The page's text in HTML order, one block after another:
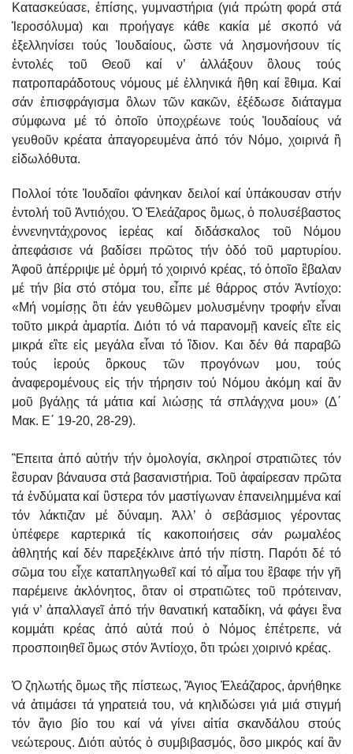
Κατασκεύασε, ἐπίσης, γυμναστήρια (γιά πρώτη φορά στά
Ἱεροσόλυμα) και προήγαγε κάθε κακία μέ σκοπό νά
ἐξελληνίσει τούς Ἰουδαίους, ὣστε νά λησμονήσουν τίς
ἐντολές τοῦ Θεοῦ καί ν’ ἀλλάξουν ὃλους τούς
πατροπαράδοτους νόμους μέ ἑλληνικά ἢθη καί ἒθιμα. Καί
σάν ἐπισφράγισμα ὃλων τῶν κακῶν, ἐξέδωσε διάταγμα
σύμφωνα μέ τό ὁποῖο ὑποχρέωνε τούς Ἰουδαίους νά
γευθοῦν κρέατα ἀπαγορευμένα ἀπό τόν Νόμο, χοιρινά ἢ
εἰδωλόθυτα.
Πολλοί τότε Ἰουδαῖοι φάνηκαν δειλοί καί ὑπάκουσαν στήν
ἐντολή τοῦ Ἀντιόχου. Ὁ Ἐλεάζαρος ὃμως, ὁ πολυσέβαστος
ἐννενηντάχρονος ἱερέας καί διδάσκαλος τοῦ Νόμου
ἀπεφάσισε νά βαδίσει πρῶτος τήν ὁδό τοῦ μαρτυρίου.
Ἀφοῦ ἀπέρριψε μέ ὁρμή τό χοιρινό κρέας, τό ὁποῖο ἒβαλαν
μέ τήν βία στό στόμα του, εἶπε μέ θάρρος στόν Ἀντίοχο:
«Μή νομίσῃς ὃτι ἐάν γευθῶμεν μολυσμένην τροφήν εἶναι
τοῦτο μικρά ἁμαρτία. Διότι τό νά παρανομῇ κανείς εἲτε εἰς
μικρά εἲτε εἰς μεγάλα εἶναι τό ἲδιον. Και δέν θά παραβῶ
τούς ἱερούς ὃρκους τῶν προγόνων μου, τούς
ἀναφερομένους εἰς τήν τήρησιν τού Νόμου ἀκόμη καί ἂν
μοῦ βγάλῃς τά μάτια καί λιώσῃς τά σπλάγχνα μου» (Δ΄
Μακ. Ε΄ 19-20, 28-29).
Ἒπειτα ἀπό αὐτήν τήν ὁμολογία, σκληροί στρατιῶτες τόν
ἒσυραν βάναυσα στά βασανιστήρια. Τοῦ ἀφαίρεσαν πρῶτα
τά ἐνδύματα καί ὓστερα τόν μαστίγωναν ἐπανειλημμένα καί
τόν λάκτιζαν μέ δύναμη.Ἀλλ’ ὁ σεβάσμιος γέροντας
ὑπέφερε καρτερικά τίς κακοποιήσεις σάν ρωμαλέος
ἀθλητής καί δέν παρεξέκλινε ἀπό τήν πίστη. Παρότι δέ τό
σῶμα του εἶχε καταπληγωθεῖ καί τό αἷμα του ἒβαφε τήν γῆ
παρέμεινε ἀκλόνητος, ὃταν οἱ στρατιῶτες τοῦ πρότειναν,
γιά ν’ ἀπαλλαγεῖ ἀπό τήν θανατική καταδίκη, νά φάγει ἓνα
κομμάτι κρέας ἀπό αὐτά πού ὁ Νόμος ἐπέτρεπε, νά
προσποιηθεῖ ὃμως στόν Ἀντίοχο, ὃτι τρώει χοιρινό κρέας.
Ὁ ζηλωτής ὃμως τῆς πίστεως, Ἃγιος Ἐλεάζαρος, ἀρνήθηκε
νά ἀτιμάσει τά γηρατειά του, νά κηλιδώσει γιά μιά στιγμή
τόν ἃγιο βίο του καί νά γίνει αἰτία σκανδάλου στούς
νεώτερους. Διότι αὐτός ὁ συμβιβασμός, ὃσο μικρός καί ἂν